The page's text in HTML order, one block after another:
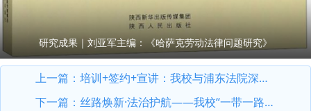
研究成果｜刘亚军主编：《哈萨克劳动法律问题研究》
上一篇： 培训+签约+宣讲：我校与浦东法院深度合作谱新篇
下一篇： 丝路焕新·法治护航——我校“一带一路”营商环境研究院代表团赴哈萨克斯坦开展科研活动